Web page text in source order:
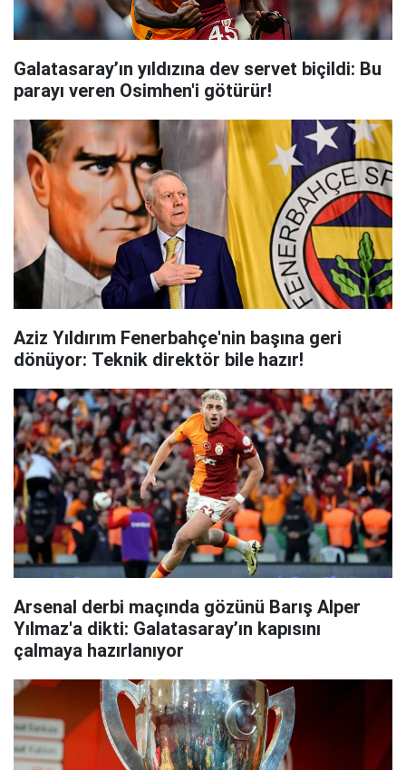
Galatasaray’ın yıldızına dev servet biçildi: Bu
parayı veren Osimhen'i götürür!
Aziz Yıldırım Fenerbahçe'nin başına geri
dönüyor: Teknik direktör bile hazır!
Arsenal derbi maçında gözünü Barış Alper
Yılmaz'a dikti: Galatasaray’ın kapısını
çalmaya hazırlanıyor